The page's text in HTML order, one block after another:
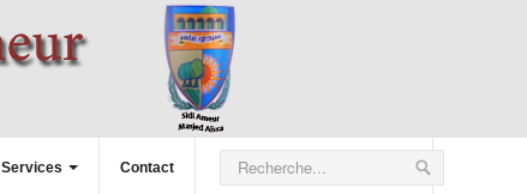
Services Contact